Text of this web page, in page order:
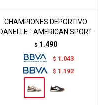
CHAMPIONES DEPORTIVO
DANELLE - AMERICAN SPORT
$ 1.490
$ 1.043
$ 1.192